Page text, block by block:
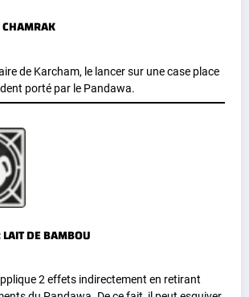
de Karcham, le lancer sur une case place
porté par le Pandawa.
DE BAMBOU
2 effets indirectement en retirant